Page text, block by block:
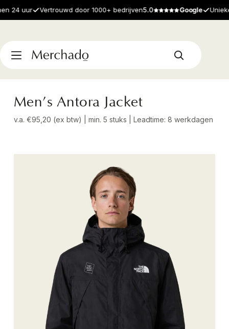
24 uur Vertrouwd door 1000+ bedrijven5.0 Google Unieke
Men’s Antora Jacket
v.a. €95,20 (ex btw) | min. 5 stuks | Leadtime: 8 werkdagen